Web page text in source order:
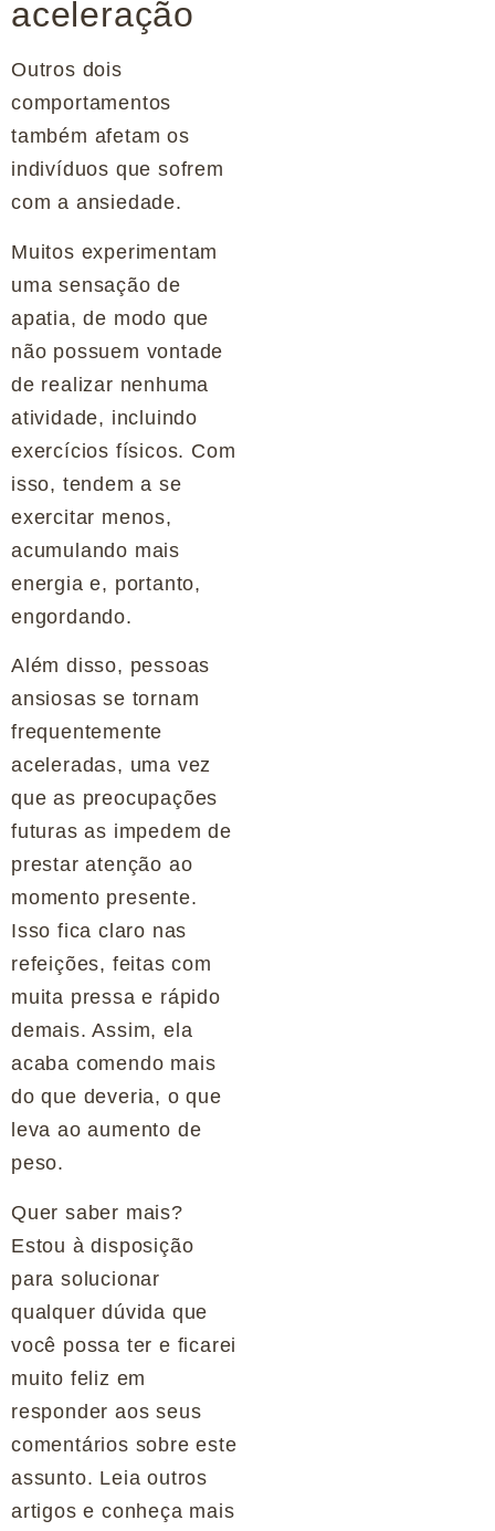
aceleração
Outros dois
comportamentos
também afetam os
indivíduos que sofrem
com a ansiedade.
Muitos experimentam
uma sensação de
apatia, de modo que
não possuem vontade
de realizar nenhuma
atividade, incluindo
exercícios físicos. Com
isso, tendem a se
exercitar menos,
acumulando mais
energia e, portanto,
engordando.
Além disso, pessoas
ansiosas se tornam
frequentemente
aceleradas, uma vez
que as preocupações
futuras as impedem de
prestar atenção ao
momento presente.
Isso fica claro nas
refeições, feitas com
muita pressa e rápido
demais. Assim, ela
acaba comendo mais
do que deveria, o que
leva ao aumento de
peso.
Quer saber mais?
Estou à disposição
para solucionar
qualquer dúvida que
você possa ter e ficarei
muito feliz em
responder aos seus
comentários sobre este
assunto. Leia outros
artigos e conheça mais